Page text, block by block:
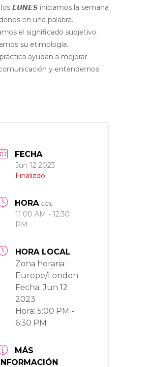
los 𝙇𝙐𝙉𝙀𝙎 iniciamos la semana
en una palabra.
el significado subjetivo.
su etimología.
ayudan a mejorar
y entendernos
FECHA
Jun 12 2023
Finalizdo!
HORA COL
11:00 AM - 12:30
PM
HORA LOCAL
Zona horaria:
Europe/London
Fecha:Jun 12
2023
Hora: 5:00 PM -
6:30 PM
MÁS
INFORMACIÓN